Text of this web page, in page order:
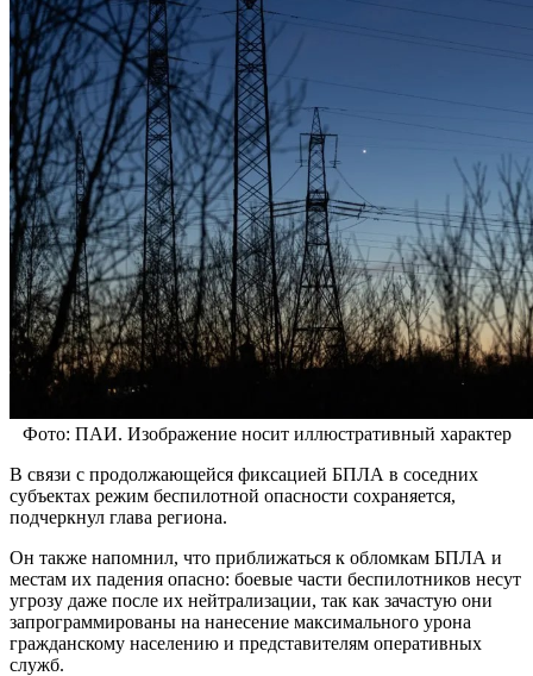
Фото: ПАИ. Изображение носит иллюстративный характер
В связи с продолжающейся фиксацией БПЛА в соседних
субъектах режим беспилотной опасности сохраняется,
подчеркнул глава региона.
Он также напомнил, что приближаться к обломкам БПЛА и
местам их падения опасно: боевые части беспилотников несут
угрозу даже после их нейтрализации, так как зачастую они
запрограммированы на нанесение максимального урона
гражданскому населению и представителям оперативных
служб.